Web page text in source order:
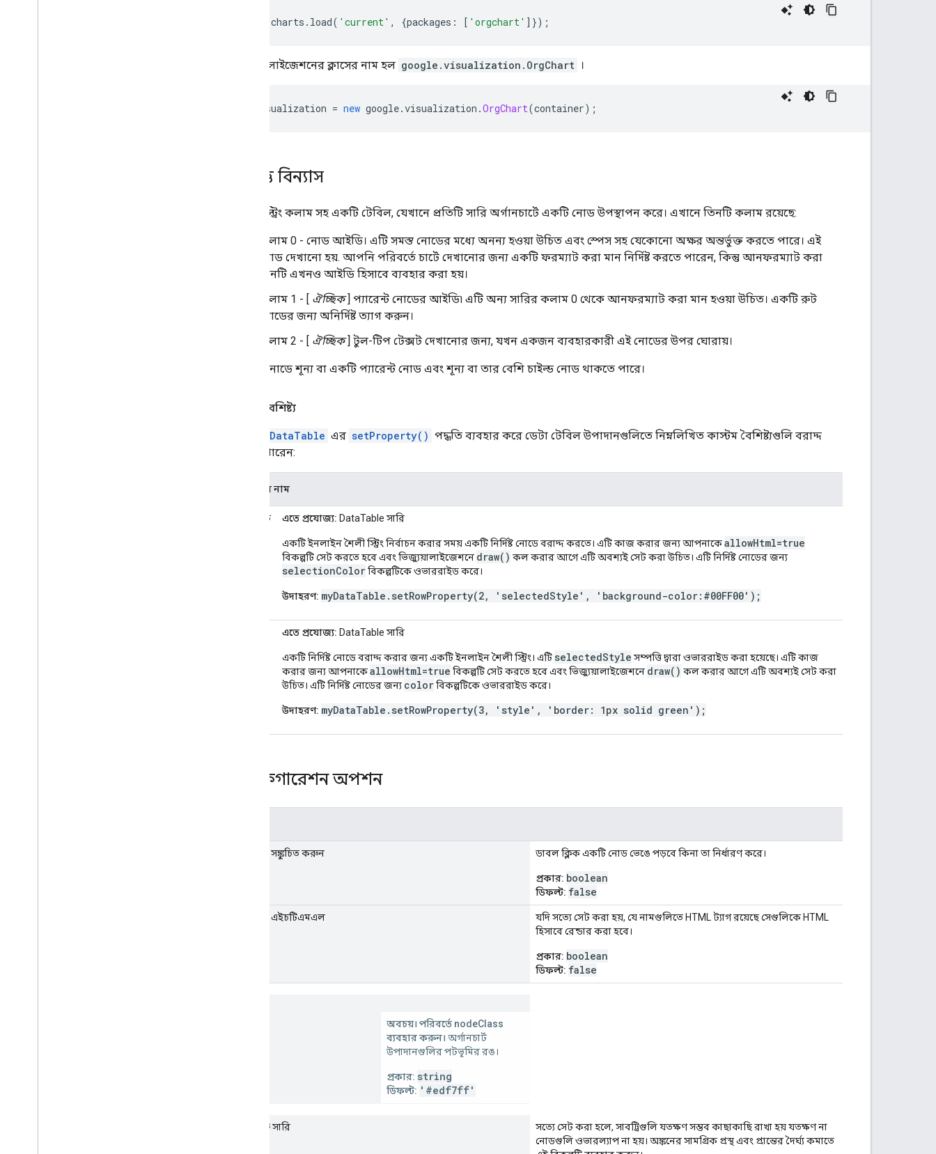
charts . load( 'current' , {packages : [ 'orgchart' ]});
ভিজ্যুয়ালাইজেশনের ক্লাসের নাম হল google.visualization.OrgChart ।
visualization = new google.visualization .OrgChart(container);
উপাত্ত বিন্যাস
তিনটি স্ট্রিং কলাম সহ একটি টেবিল, যেখানে প্রতিটি সারি অর্গানচার্টে একটি নোড উপস্থাপন করে। এখানে তিনটি কলাম রয়েছে:
কলাম 0 - নোড আইডি। এটি সমস্ত নোডের মধ্যে অনন্য হওয়া উচিত এবং স্পেস সহ যেকোনো অক্ষর অন্তর্ভুক্ত করতে পারে। এই
নোড দেখানো হয়. আপনি পরিবর্তে চার্টে দেখানোর জন্য একটি ফরম্যাট করা মান নির্দিষ্ট করতে পারেন, কিন্তু আনফরম্যাট করা
মানটি এখনও আইডি হিসাবে ব্যবহার করা হয়।
কলাম 1 - [ ঐচ্ছিক] প্যারেন্ট নোডের আইডি৷ এটি অন্য সারির কলাম 0 থেকে আনফরম্যাট করা মান হওয়া উচিত। একটি রুট
নোডের জন্য অনির্দিষ্ট ত্যাগ করুন।
কলাম 2 - [ ঐচ্ছিক] টুল-টিপ টেক্সট দেখানোর জন্য, যখন একজন ব্যবহারকারী এই নোডের উপর ঘোরায়।
প্রতিটি নোডে শূন্য বা একটি প্যারেন্ট নোড এবং শূন্য বা তার বেশি চাইল্ড নোড থাকতে পারে।
কাস্টম বৈশিষ্ট্য
DataTable এর setProperty() পদ্ধতি ব্যবহার করে ডেটা টেবিল উপাদানগুলিতে নিম্নলিখিত কাস্টম বৈশিষ্ট্যগুলি বরাদ্দ
করতে পারেন:
সম্পত্তির নাম
নির্বাচিত
এতে প্রযোজ্য: DataTable সারি
একটি ইনলাইন শৈলী স্ট্রিং নির্বাচন করার সময় একটি নির্দিষ্ট নোডে বরাদ্দ করতে। এটি কাজ করার জন্য আপনাকেallowHtml=true
বিকল্পটি সেট করতে হবে এবং ভিজ্যুয়ালাইজেশনে draw() কল করার আগে এটি অবশ্যই সেট করা উচিত। এটি নির্দিষ্ট নোডের জন্য
selectionColorবিকল্পটিকে ওভাররাইড করে।
উদাহরণ: myDataTable.setRowProperty(2, 'selectedStyle', 'background-color:#00FF00');
এতে প্রযোজ্য: DataTable সারি
একটি নির্দিষ্ট নোডে বরাদ্দ করার জন্য একটি ইনলাইন শৈলী স্ট্রিং। এটি selectedStyle সম্পত্তি দ্বারা ওভাররাইড করা হয়েছে। এটি কাজ
করার জন্য আপনাকেallowHtml=true বিকল্পটি সেট করতে হবে এবং ভিজ্যুয়ালাইজেশনে draw() কল করার আগে এটি অবশ্যই সেট করা
উচিত। এটি নির্দিষ্ট নোডের জন্য colorবিকল্পটিকে ওভাররাইড করে।
উদাহরণ: myDataTable.setRowProperty(3, 'style', 'border: 1px solid green');
কনফিগারেশন অপশন
অনুমতি সঙ্কুচিত করুন ডাবল ক্লিক একটি নোড ভেঙে পড়বে কিনা তা নির্ধারণ করে।
প্রকার: boolean
ডিফল্ট: false
অনুমতি এইচটিএমএল
যদি সত্যে সেট করা হয়, যে নামগুলিতে HTML ট্যাগ রয়েছে সেগুলিকে HTML
হিসাবে রেন্ডার করা হবে।
প্রকার: boolean
ডিফল্ট: false
অবচয়। পরিবর্তে nodeClass
ব্যবহার করুন। অর্গানচার্ট
উপাদানগুলির পটভূমির রঙ।
প্রকার: string
ডিফল্ট: '#edf7ff'
কম্প্যাক্ট সারি
সত্যে সেট করা হলে, সাবট্রিগুলি যতক্ষণ সম্ভব কাছাকাছি রাখা হয় যতক্ষণ না
নোডগুলি ওভারল্যাপ না হয়। অঙ্কনের সামগ্রিক প্রস্থ এবং প্রান্তের দৈর্ঘ্য কমাতে